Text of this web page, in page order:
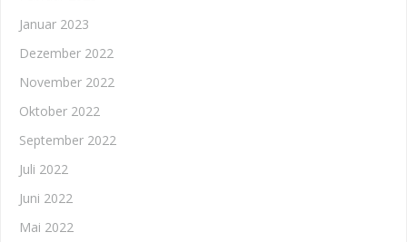
Januar 2023
Dezember 2022
November 2022
Oktober 2022
September 2022
Juli 2022
Juni 2022
Mai 2022